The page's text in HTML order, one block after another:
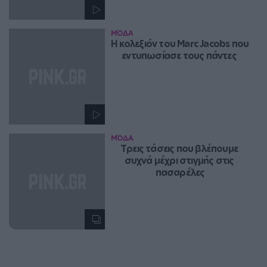
ΜΌΔΑ
H κολεξιόν του Marc Jacobs που
εντυπωσίασε τους πάντες
ΜΌΔΑ
Τρεις τάσεις που βλέπουμε
συχνά μέχρι στιγμής στις
πασαρέλες